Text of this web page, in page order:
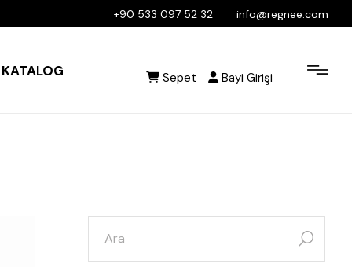
+90 533 097 52 32 info@regnee.com
KATALOG Sepet Bayi Girişi